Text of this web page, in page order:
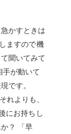
かすときは
ますので機
聞いてみて
が動いて
です。
よりも、
にお持ちし
？ 「早